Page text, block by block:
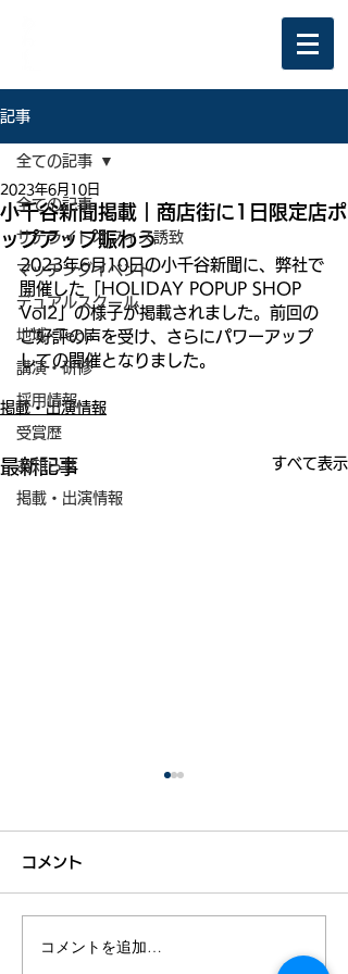
記事
全ての記事
サテライトオフィス誘致
マッチングイベント
デュアルスクール
地域×Tech
講演・研修
採用情報
受賞歴
お知らせ
掲載・出演情報
全ての記事
小千谷新聞掲載｜商店街に1日限定店ポ
ップアップ賑わう
2023年6月10日
2023年6月10日の小千谷新聞に、弊社で
開催した「HOLIDAY POPUP SHOP
Vol2」の様子が掲載されました。前回の
ご好評の声を受け、さらにパワーアップ
しての開催となりました。
掲載・出演情報
最新記事 すべて表示
＠DIME掲載：昼休みに
コメント
コメントを追加…